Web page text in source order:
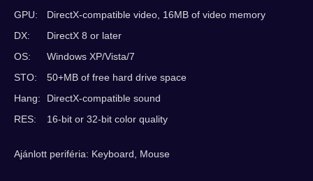
GPU:
DirectX-compatible video, 16MB of video memory
DX:
DirectX 8 or later
OS:
Windows XP/Vista/7
STO:
50+MB of free hard drive space
Hang:
DirectX-compatible sound
RES:
16-bit or 32-bit color quality
Ajánlott periféria: Keyboard, Mouse